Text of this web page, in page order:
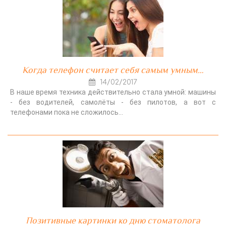
Когда телефон считает себя самым умным…
14/02/2017
В наше время техника действительно стала умной: машины
- без водителей, самолёты - без пилотов, а вот с
телефонами пока не сложилось…
Позитивные картинки ко дню стоматолога